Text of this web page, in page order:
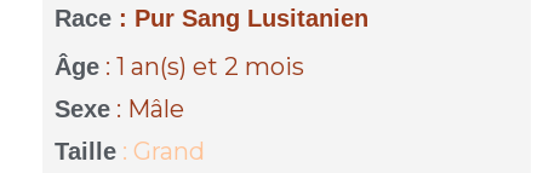
Race : Pur Sang Lusitanien
Âge : 1 an(s)et 2 mois
Sexe : Mâle
Taille : Grand